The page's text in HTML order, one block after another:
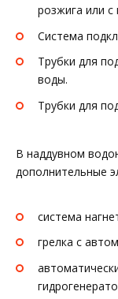
розжига или
Система
Трубки для
воды.
Трубки для
В наддувном
дополнительные
система
грелка с